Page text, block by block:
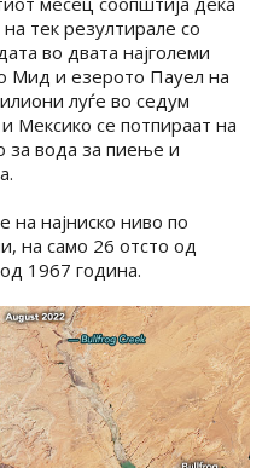
тек резултирале со
во двата најголеми
Мид и езерото Пауел на
луѓе во седум
Мексико се потпираат на
за вода за пиење и
на најниско ниво по
на само 26 отсто од
1967 година.